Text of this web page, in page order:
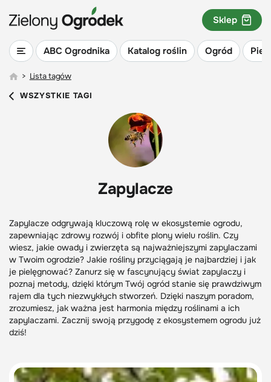
ABC Ogrodnika Katalog roślin Ogród
Sklep
> Lista tagów
WSZYSTKIE TAGI
Zapylacze
Zapylacze odgrywają kluczową rolę w ekosystemie ogrodu,
zapewniając zdrowy rozwój i obfite plony wielu roślin. Czy
wiesz, jakie owady i zwierzęta są najważniejszymi zapylaczami
w Twoim ogrodzie? Jakie rośliny przyciągają je najbardziej i jak
je pielęgnować? Zanurz się w fascynujący świat zapylaczy i
poznaj metody, dzięki którym Twój ogród stanie się prawdziwym
rajem dla tych niezwykłych stworzeń. Dzięki naszym poradom,
zrozumiesz, jak ważna jest harmonia między roślinami a ich
zapylaczami. Zacznij swoją przygodę z ekosystemem ogrodu już
dziś!